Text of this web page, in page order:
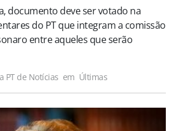
documento deve ser votado na
do PT que integram a comissão
entre aqueles que serão
PT de Notícias em Últimas